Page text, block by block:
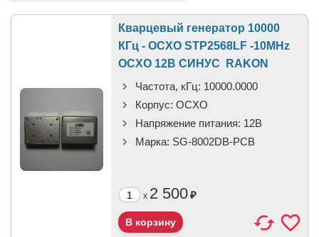
Кварцевый генератор 10000
КГц - OCXO STP2568LF -10MHz
OCXO 12В СИНУС RAKON
Частота, кГц: 10000.0000
Корпус: OCXO
Напряжение питания: 12В
Марка: SG-8002DB-PCB
x 2 500₽